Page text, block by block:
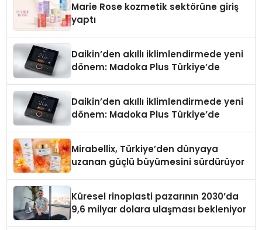
Marie Rose kozmetik sektörüne giriş
yaptı
Daikin’den akıllı iklimlendirmede yeni
dönem: Madoka Plus Türkiye’de
Daikin’den akıllı iklimlendirmede yeni
dönem: Madoka Plus Türkiye’de
Mirabellix, Türkiye’den dünyaya
uzanan güçlü büyümesini sürdürüyor
Küresel rinoplasti pazarının 2030’da
9,6 milyar dolara ulaşması bekleniyor